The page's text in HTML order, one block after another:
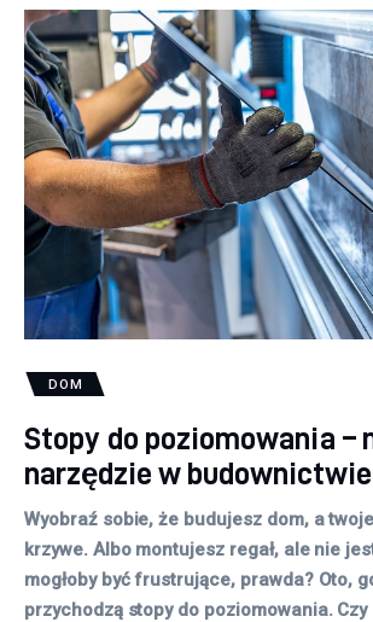
DOM
Stopy do poziomowania –
narzędzie w
Wyobraź sobie, że budujesz dom, a
krzywe. Albo montujesz regał, ale nie
mogłoby być frustrujące, prawda? Oto,
przychodzą stopy do poziomowania.